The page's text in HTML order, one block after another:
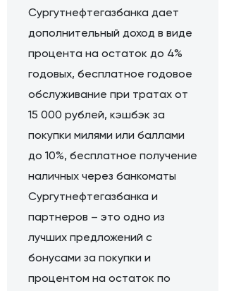
Сургутнефтегазбанка дает
дополнительный доход в виде
процента на остаток до 4%
годовых, бесплатное годовое
обслуживание при тратах от
15 000 рублей, кэшбэк за
покупки милями или баллами
до 10%, бесплатное получение
наличных через банкоматы
Сургутнефтегазбанка и
партнеров – это одно из
лучших предложений с
бонусами за покупки и
процентом на остаток по